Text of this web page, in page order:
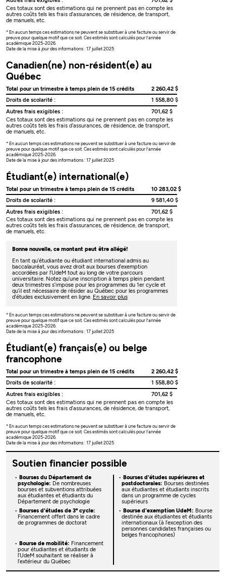
Ces totaux sont des estimations qui ne prennent pas en compte les
autres coûts tels les frais d’assurances, de résidence, de transport,
de manuels, etc.
* En aucun temps ces estimations ne peuvent se substituer à une facture ou servir de
preuve pour quelque motif que ce soit. Ces estimés sont calculés pour l’année
académique 2025-2026.
Date de la mise à jour des informations : 17 juillet 2025
Canadien(ne) non-résident(e) au
Québec
Total pour un trimestre à temps plein de 15 crédits
2 260,42 $
Droits de scolarité :
1 558,80 $
Autres frais exigibles :
701,62 $
Ces totaux sont des estimations qui ne prennent pas en compte les
autres coûts tels les frais d’assurances, de résidence, de transport,
de manuels, etc.
* En aucun temps ces estimations ne peuvent se substituer à une facture ou servir de
preuve pour quelque motif que ce soit. Ces estimés sont calculés pour l’année
académique 2025-2026.
Date de la mise à jour des informations : 17 juillet 2025
Étudiant(e) international(e)
Total pour un trimestre à temps plein de 15 crédits
10 283,02 $
Droits de scolarité :
9 581,40 $
Autres frais exigibles :
701,62 $
Ces totaux sont des estimations qui ne prennent pas en compte les
autres coûts tels les frais d’assurances, de résidence, de transport,
de manuels, etc.
Bonne nouvelle, ce montant peut être allégé!
En tant qu’étudiante ou étudiant international admis au
baccalauréat, vous avez droit aux bourses d’exemption
accordées par l’UdeM tout au long de votre parcours
universitaire. Notez qu’une inscription à temps plein pendant
deux trimestres s’impose pour les programmes du 1er cycle et
qu’il est nécessaire de résider au Québec pour les programmes
d’études exclusivement en ligne. En savoir plus
* En aucun temps ces estimations ne peuvent se substituer à une facture ou servir de
preuve pour quelque motif que ce soit. Ces estimés sont calculés pour l’année
académique 2025-2026.
Date de la mise à jour des informations : 17 juillet 2025
Étudiant(e) français(e) ou belge
francophone
Total pour un trimestre à temps plein de 15 crédits
2 260,42 $
Droits de scolarité :
1 558,80 $
Autres frais exigibles :
701,62 $
Ces totaux sont des estimations qui ne prennent pas en compte les
autres coûts tels les frais d’assurances, de résidence, de transport,
de manuels, etc.
* En aucun temps ces estimations ne peuvent se substituer à une facture ou servir de
preuve pour quelque motif que ce soit. Ces estimés sont calculés pour l’année
académique 2025-2026.
Date de la mise à jour des informations : 17 juillet 2025
Soutien financier possible
Bourses du Département de
psychologie: De nombreuses
bourses et subventions attribuées
aux étudiantes et étudiants du
Département de psychologie
Bourses d'études supérieures et
postdoctorales: Bourses destinées
aux étudiantes et étudiants inscrits
dans un programme de cycles
supérieurs
Bourses d'études de 3ecycle:
Financement offert dans le cadre
de programmes de doctorat
Bourse d'exemption UdeM: Bourse
destinée aux étudiantes et étudiants
internationaux (à l’exception des
personnes candidates françaises ou
belges francophones)
Bourse de mobilité: Financement
pour étudiantes et étudiants de
l’UdeM souhaitant se réaliser à
l’extérieur du Québec